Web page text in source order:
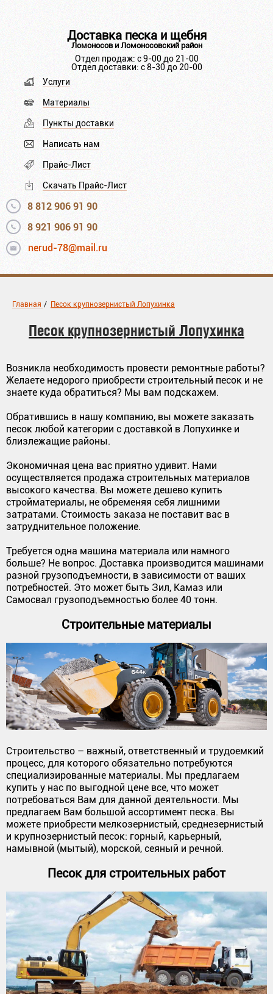
Доставка песка и щебня
Ломоносов и Ломоносовский район
Отдел продаж: с 9-00 до 21-00
Отдел доставки: с 8-30 до 20-00
Услуги
Материалы
Пункты доставки
Написать нам
Прайс-Лист
Скачать Прайс-Лист
8 812 906 91 90
8 921 906 91 90
nerud-78@mail.ru
Главная / Песок крупнозернистый Лопухинка
Песок крупнозернистый Лопухинка
Возникла необходимость провести ремонтные работы?
Желаете недорого приобрести строительный песок и не
знаете куда обратиться? Мы вам подскажем.
Обратившись в нашу компанию, вы можете заказать
песок любой категории с доставкой в Лопухинке и
близлежащие районы.
Экономичная цена вас приятно удивит. Нами
осуществляется продажа строительных материалов
высокого качества. Вы можете дешево купить
стройматериалы, не обременяя себя лишними
затратами. Стоимость заказа не поставит вас в
затруднительное положение.
Требуется одна машина материала или намного
больше? Не вопрос. Доставка производится машинами
разной грузоподъемности, в зависимости от ваших
потребностей. Это может быть Зил, Камаз или
Самосвал грузоподъемностью более 40 тонн.
Строительные материалы
Строительство – важный, ответственный и трудоемкий
процесс, для которого обязательно потребуются
специализированные материалы. Мы предлагаем
купить у нас по выгодной цене все, что может
потребоваться Вам для данной деятельности. Мы
предлагаем Вам большой ассортимент песка. Вы
можете приобрести мелкозернистый, среднезернистый
и крупнозернистый песок: горный, карьерный,
намывной (мытый), морской, сеяный и речной.
Песок для строительных работ